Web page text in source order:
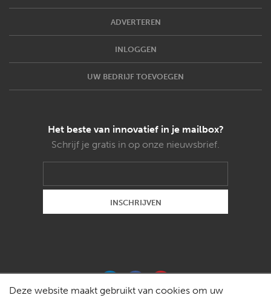
ADVERTEREN
INLOGGEN
UW BEDRIJF TOEVOEGEN
Het beste van innovatief in je mailbox?
Schrijf je gratis in op onze nieuwsbrief.
Deze website maakt gebruikt van cookies om uw